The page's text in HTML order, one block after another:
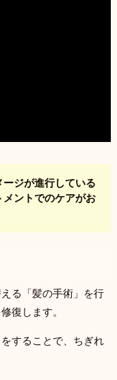
ジが進行している
ントでのケアがお
る「髪の手術」を行
復します。
することで、ちぎれ